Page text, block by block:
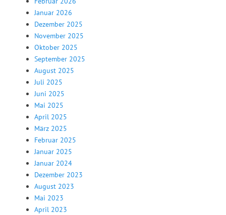
Januar 2026
Dezember 2025
November 2025
Oktober 2025
September 2025
August 2025
Juli 2025
Juni 2025
Mai 2025
April 2025
März 2025
Februar 2025
Januar 2025
Januar 2024
Dezember 2023
August 2023
Mai 2023
April 2023